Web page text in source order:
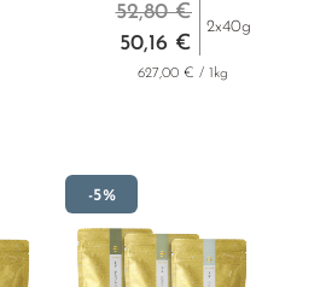
50,16 €
52,80 €
2x40g
627,00 € / 1kg
-5%